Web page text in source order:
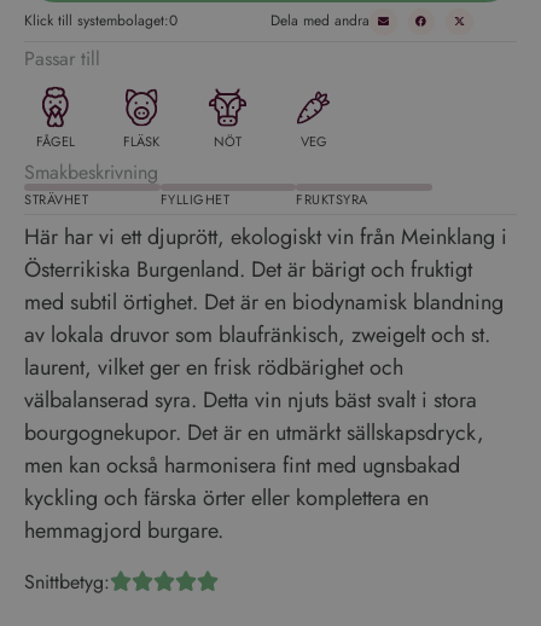
Klick till systembolaget:0 Dela med andra
Passar till
FÅGEL FLÄSK NÖT VEG
Smakbeskrivning
STRÄVHET FYLLIGHET FRUKTSYRA
Här har vi ett djuprött, ekologiskt vin från Meinklang i
Österrikiska Burgenland. Det är bärigt och fruktigt
med subtil örtighet. Det är en biodynamisk blandning
av lokala druvor som blaufränkisch, zweigelt och st.
laurent, vilket ger en frisk rödbärighet och
välbalanserad syra. Detta vin njuts bäst svalt i stora
bourgognekupor. Det är en utmärkt sällskapsdryck,
men kan också harmonisera fint med ugnsbakad
kyckling och färska örter eller komplettera en
hemmagjord burgare.
Snittbetyg: